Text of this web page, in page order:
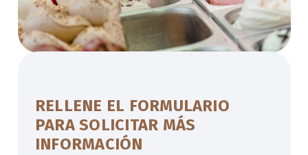
RELLENE EL FORMULARIO
PARA SOLICITAR MÁS
INFORMACIÓN